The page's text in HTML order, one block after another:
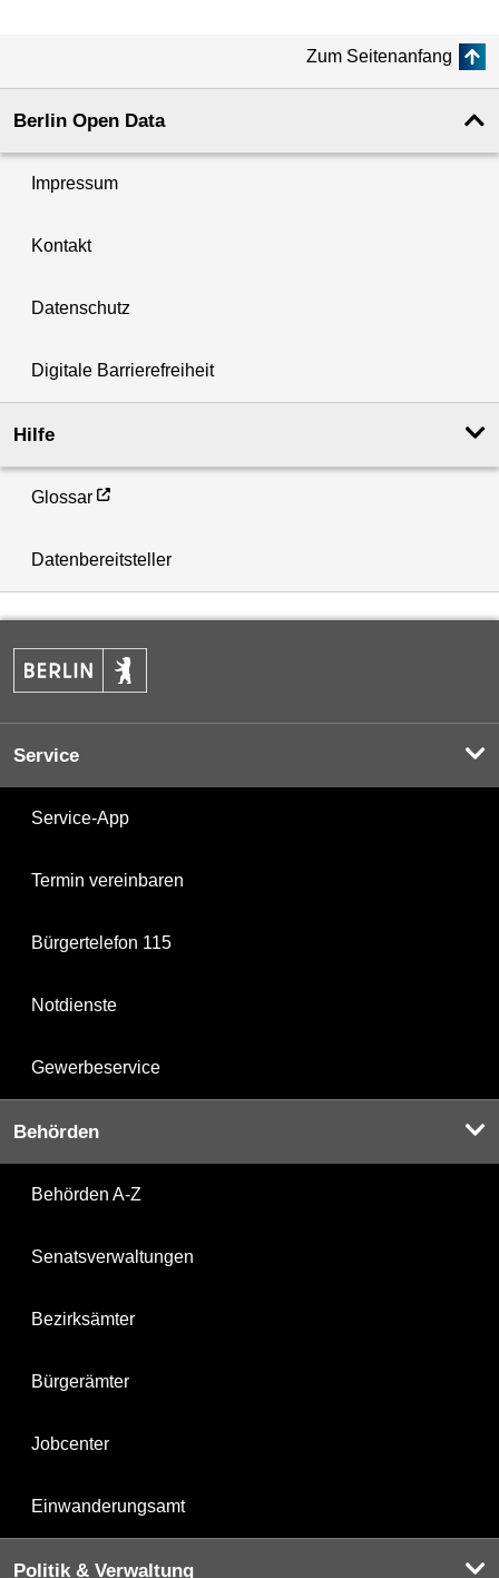
Zum Seitenanfang
Berlin Open Data
Impressum
Kontakt
Datenschutz
Digitale Barrierefreiheit
Hilfe
Glossar
Datenbereitsteller
Service
Service-App
Termin vereinbaren
Bürgertelefon 115
Notdienste
Gewerbeservice
Behörden
Behörden A-Z
Senatsverwaltungen
Bezirksämter
Bürgerämter
Jobcenter
Einwanderungsamt
Politik & Verwaltung